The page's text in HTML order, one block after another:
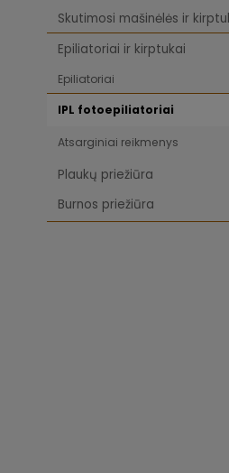
Skutimosi mašinėlės ir
Epiliatoriai ir kirptukai
Epiliatoriai
IPL fotoepiliatoriai
Atsarginiai reikmenys
Plaukų priežiūra
Burnos priežiūra